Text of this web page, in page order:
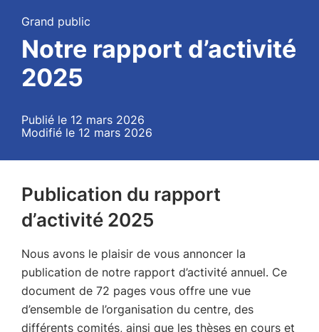
Grand public
Notre rapport d’activité
2025
Publié le 12 mars 2026
Modifié le 12 mars 2026
Publication du rapport
d’activité 2025
Nous avons le plaisir de vous annoncer la
publication de notre rapport d’activité annuel. Ce
document de 72 pages vous offre une vue
d’ensemble de l’organisation du centre, des
différents comités, ainsi que les thèses en cours et